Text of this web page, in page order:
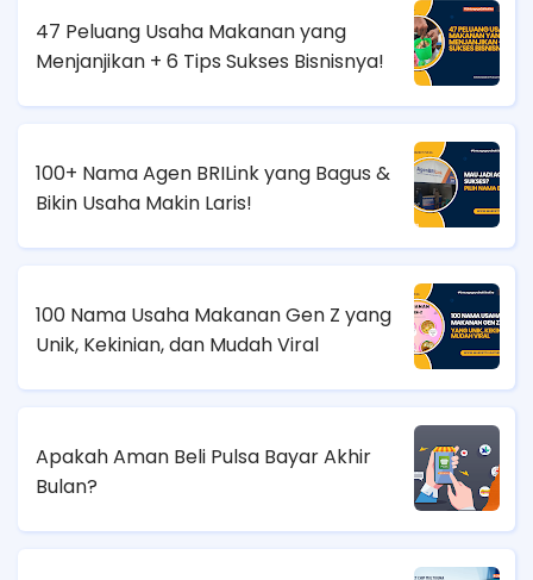
47 Peluang Usaha Makanan yang
Menjanjikan + 6 Tips Sukses Bisnisnya!
100+ Nama Agen BRILink yang Bagus &
Bikin Usaha Makin Laris!
100 Nama Usaha Makanan Gen Z yang
Unik, Kekinian, dan Mudah Viral
Apakah Aman Beli Pulsa Bayar Akhir
Bulan?